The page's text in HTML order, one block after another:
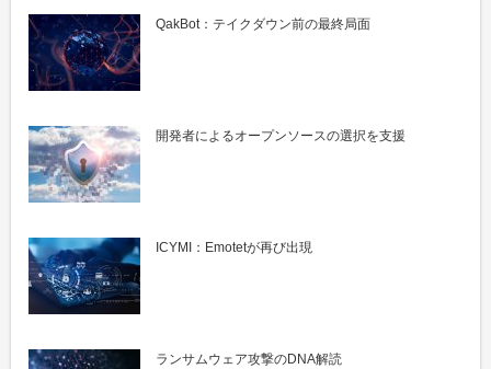
QakBot：テイクダウン前の最終局面
開発者によるオープンソースの選択を支援
ICYMI：Emotetが再び出現
ランサムウェア攻撃のDNA解読